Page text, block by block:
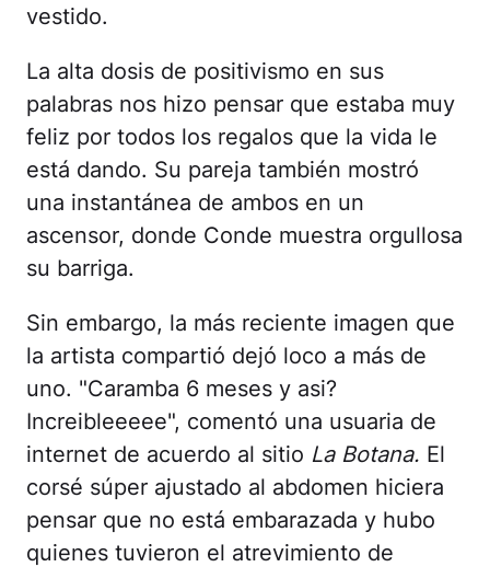
vestido.
La alta dosis de positivismo en sus
palabras nos hizo pensar que estaba muy
feliz por todos los regalos que la vida le
está dando. Su pareja también mostró
una instantánea de ambos en un
ascensor, donde Conde muestra orgullosa
su barriga.
Sin embargo, la más reciente imagen que
la artista compartió dejó loco a más de
uno. "Caramba 6 meses y asi?
Increibleeeee", comentó una usuaria de
internet de acuerdo al sitio La Botana. El
corsé súper ajustado al abdomen hiciera
pensar que no está embarazada y hubo
quienes tuvieron el atrevimiento de